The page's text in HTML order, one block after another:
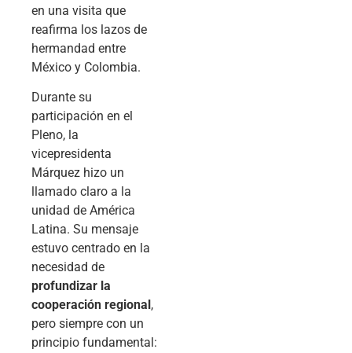
en una visita que
reafirma los lazos de
hermandad entre
México y Colombia.
Durante su
participación en el
Pleno, la
vicepresidenta
Márquez hizo un
llamado claro a la
unidad de América
Latina. Su mensaje
estuvo centrado en la
necesidad de
profundizar la
cooperación regional ,
pero siempre con un
principio fundamental: